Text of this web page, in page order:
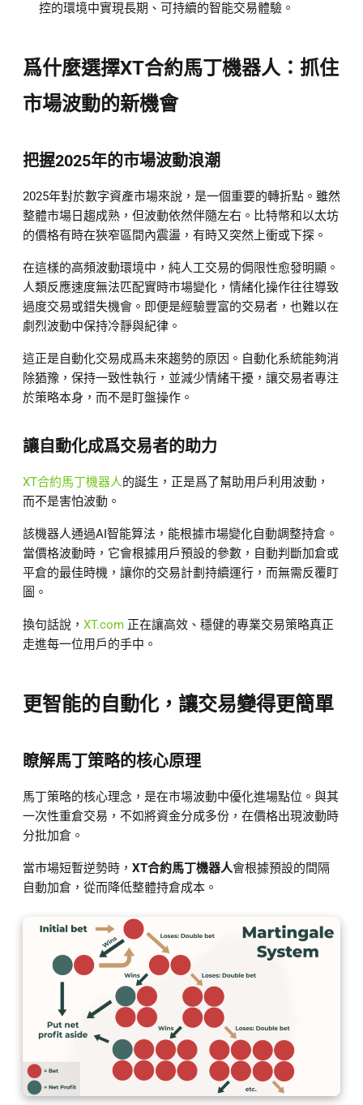
控的環境中實現長期、可持續的智能交易體驗。
爲什麼選擇XT合約馬丁機器人：抓住
市場波動的新機會
把握2025年的市場波動浪潮
2025年對於數字資產市場來說，是一個重要的轉折點。雖然
整體市場日趨成熟，但波動依然伴隨左右。比特幣和以太坊
的價格有時在狹窄區間內震盪，有時又突然上衝或下探。
在這樣的高頻波動環境中，純人工交易的侷限性愈發明顯。
人類反應速度無法匹配實時市場變化，情緒化操作往往導致
過度交易或錯失機會。即便是經驗豐富的交易者，也難以在
劇烈波動中保持冷靜與紀律。
這正是自動化交易成爲未來趨勢的原因。自動化系統能夠消
除猶豫，保持一致性執行，並減少情緒干擾，讓交易者專注
於策略本身，而不是盯盤操作。
讓自動化成爲交易者的助力
XT合約馬丁機器人的誕生，正是爲了幫助用戶利用波動，
而不是害怕波動。
該機器人通過AI智能算法，能根據市場變化自動調整持倉。
當價格波動時，它會根據用戶預設的參數，自動判斷加倉或
平倉的最佳時機，讓你的交易計劃持續運行，而無需反覆盯
圖。
換句話說， XT.com 正在讓高效、穩健的專業交易策略真正
走進每一位用戶的手中。
更智能的自動化，讓交易變得更簡單
瞭解馬丁策略的核心原理
馬丁策略的核心理念，是在市場波動中優化進場點位。與其
一次性重倉交易，不如將資金分成多份，在價格出現波動時
分批加倉。
當市場短暫逆勢時， XT合約馬丁機器人會根據預設的間隔
自動加倉，從而降低整體持倉成本。